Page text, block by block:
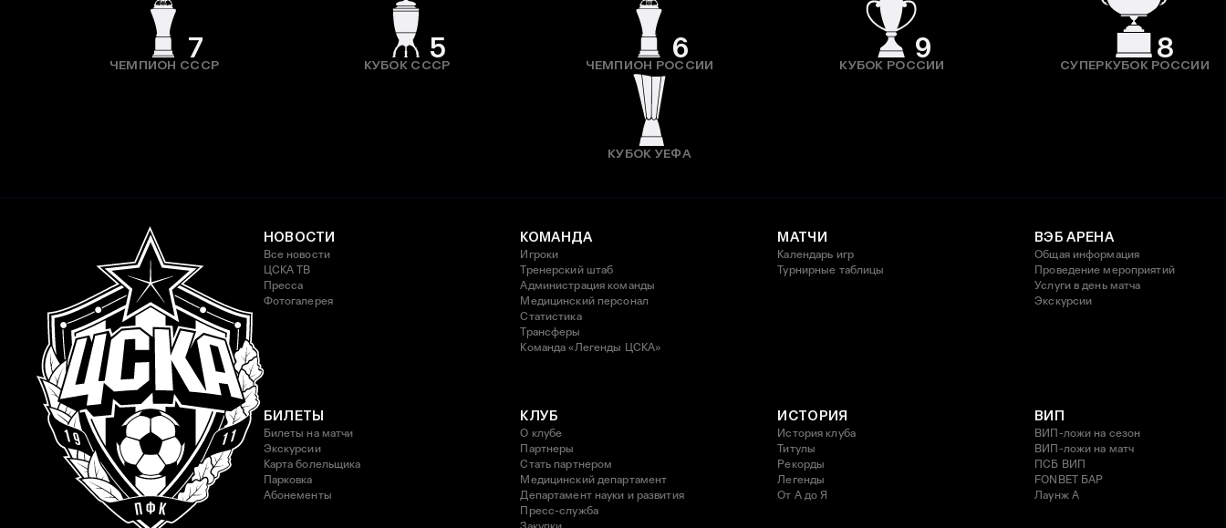
7
ЧЕМПИОН СССР
5
КУБОК СССР
6
ЧЕМПИОН РОССИИ
9
КУБОК РОССИИ
8
СУПЕРКУБОК РОССИИ
КУБОК УЕФА
НОВОСТИ
Все новости
ЦСКА ТВ
Пресса
Фотогалерея
КОМАНДА
Игроки
Тренерский штаб
Администрация команды
Медицинский персонал
Статистика
Трансферы
Команда «Легенды ЦСКА»
МАТЧИ
Календарь игр
Турнирные таблицы
ВЭБ АРЕНА
Общая информация
Проведение мероприятий
Услуги в день матча
Экскурсии
БИЛЕТЫ
Билеты на матчи
Экскурсии
Карта болельщика
Парковка
Абонементы
КЛУБ
О клубе
Партнеры
Стать партнером
Медицинский департамент
Департамент науки и развития
Пресс-служба
ИСТОРИЯ
История клуба
Титулы
Рекорды
Легенды
От А до Я
ВИП
ВИП-ложи на сезон
ВИП-ложи на матч
ПСБ ВИП
FONBET БАР
Лаунж A